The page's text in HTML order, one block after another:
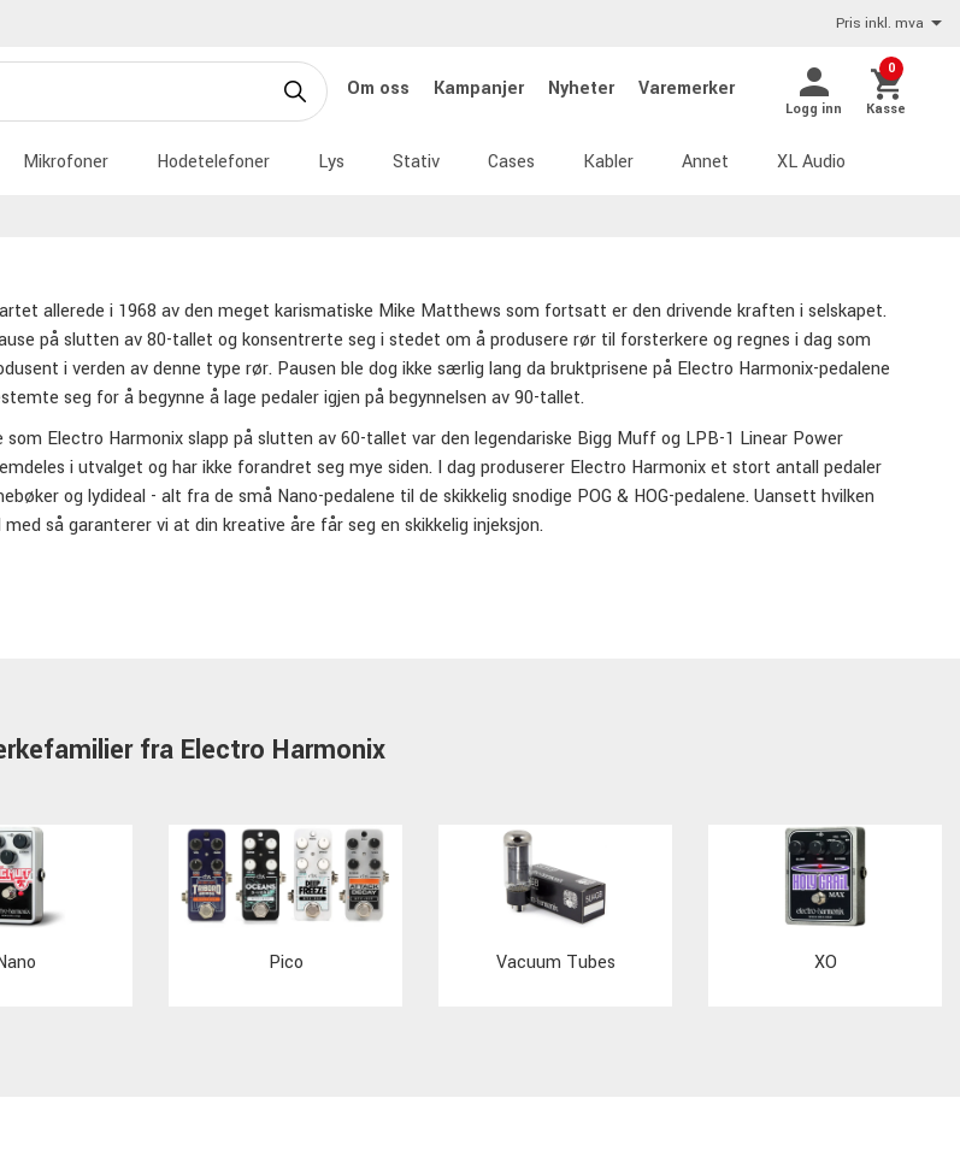
Pris inkl. mva
Om oss Kampanjer Nyheter Varemerker
Logg inn
0
Kasse
Mikrofoner Hodetelefoner Lys Stativ Cases Kabler Annet XL Audio
allerede i 1968 av den meget karismatiske Mike Matthews som fortsatt er den drivende kraften i selskapet.
på slutten av 80-tallet og konsentrerte seg i stedet om å produsere rør til forsterkere og regnes i dag som
i verden av denne type rør. Pausen ble dog ikke særlig lang da bruktprisene på Electro Harmonix-pedalene
seg for å begynne å lage pedaler igjen på begynnelsen av 90-tallet.
som Electro Harmonix slapp på slutten av 60-tallet var den legendariske Bigg Muff og LPB-1 Linear Power
i utvalget og har ikke forandret seg mye siden. I dag produserer Electro Harmonix et stort antall pedaler
og lydideal - alt fra de små Nano-pedalene til de skikkelig snodige POG & HOG-pedalene. Uansett hvilken
så garanterer vi at din kreative åre får seg en skikkelig injeksjon.
fra Electro Harmonix
Pico Vacuum Tubes XO